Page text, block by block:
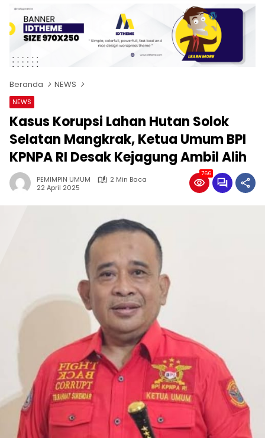
Beranda NEWS
NEWS
Kasus Korupsi Lahan Hutan Solok
Selatan Mangkrak, Ketua Umum BPI
KPNPA RI Desak Kejagung Ambil Alih
PEMIMPIN UMUM
2 Min Baca
22 April 2025
766